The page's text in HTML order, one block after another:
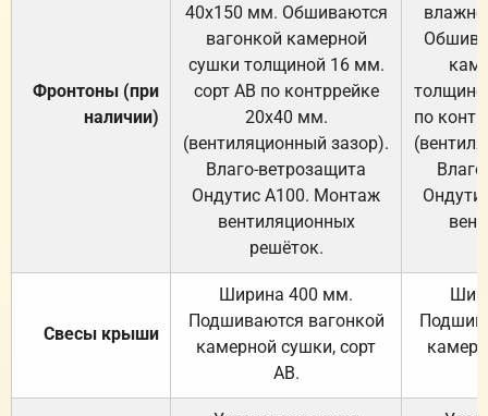
Фронтоны (при
наличии)
40х150 мм. Обшиваются
вагонкой камерной
сушки толщиной 16 мм.
сорт АВ по контррейке
20х40 мм.
(вентиляционный зазор).
Влаго-ветрозащита
Ондутис А100. Монтаж
вентиляционных
решёток.
по
Свесы крыши
Ширина 400 мм.
Подшиваются вагонкой
камерной сушки, сорт
АВ.